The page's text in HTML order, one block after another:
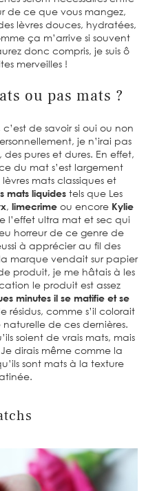
de ce que vous mangez,
lèvres douces, hydratées,
ça m’arrive si souvent
donc compris, je suis ô
merveilles !
ou pas mats ?
de savoir si oui ou non
je n’irai pas
des pures et dures. En effet,
du mat s’est largement
mats classiques et
mats liquidestels que Les
, limecrime ou encore Kylie
l’effet ultra mat et sec qui
horreur de ce genre de
à apprécier au fil des
marque vendait sur papier
produit, je me hâtais à les
le produit est assez
minutes il se matifie et se
résidus, comme s’il colorait
de ces dernières.
soient de vrais mats, mais
dirais même comme la
sont mats à la texture